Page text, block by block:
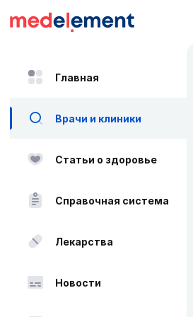
Главная
Врачи и клиники
Статьи о здоровье
Справочная система
Лекарства
Новости